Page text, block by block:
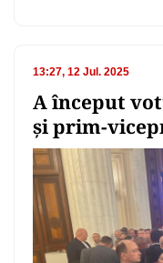
13:27, 12 Jul. 2025
A început
și prim-